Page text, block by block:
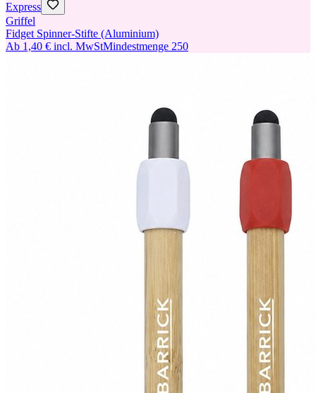
Express
Griffel
Fidget Spinner-Stifte (Aluminium)
Ab 1,40 € incl. MwStMindestmenge 250